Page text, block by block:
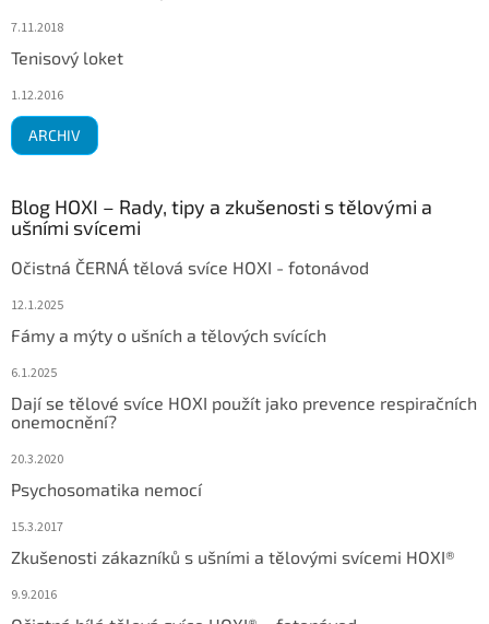
7.11.2018
Tenisový loket
1.12.2016
ARCHIV
Blog HOXI – Rady, tipy a zkušenosti s tělovými a
ušními svícemi
Očistná ČERNÁ tělová svíce HOXI - fotonávod
12.1.2025
Fámy a mýty o ušních a tělových svících
6.1.2025
Dají se tělové svíce HOXI použít jako prevence respiračních
onemocnění?
20.3.2020
Psychosomatika nemocí
15.3.2017
Zkušenosti zákazníků s ušními a tělovými svícemi HOXI®
9.9.2016